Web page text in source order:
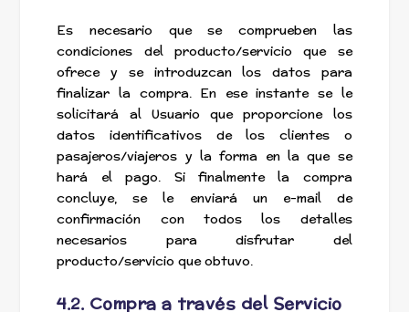
Es necesario que se comprueben las
condiciones del producto/servicio que se
ofrece y se introduzcan los datos para
finalizar la compra. En ese instante se le
solicitará al Usuario que proporcione los
datos identificativos de los clientes o
pasajeros/viajeros y la forma en la que se
hará el pago. Si finalmente la compra
concluye, se le enviará un e-mail de
confirmación con todos los detalles
necesarios para disfrutar del
producto/servicio que obtuvo.
4.2. Compra a través del Servicio